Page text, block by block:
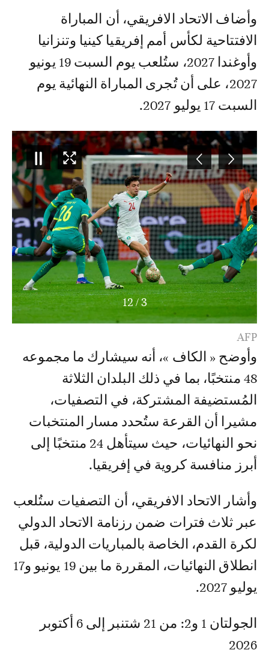
وأضاف الاتحاد الافريقي، أن المباراة
الافتتاحية لكأس أمم إفريقيا كينيا وتنزانيا
وأوغندا 2027، ستُلعب يوم السبت 19 يونيو
2027، على أن تُجرى المباراة النهائية يوم
السبت 17 يوليو 2027.
3
/
12
AFP
وأوضح « الكاف »، أنه سيشارك ما مجموعه
48 منتخبًا، بما في ذلك البلدان الثلاثة
المُستضيفة المشتركة، في التصفيات،
مشيرا أن القرعة ستُحدد مسار المنتخبات
نحو النهائيات، حيث سيتأهل 24 منتخبًا إلى
أبرز منافسة كروية في إفريقيا.
وأشار الاتحاد الافريقي، أن التصفيات ستُلعب
عبر ثلاث فترات ضمن رزنامة الاتحاد الدولي
لكرة القدم، الخاصة بالمباريات الدولية، قبل
انطلاق النهائيات، المقررة ما بين 19 يونيو و17
يوليو 2027.
الجولتان 1 و2: من 21 شتنبر إلى 6 أكتوبر
2026